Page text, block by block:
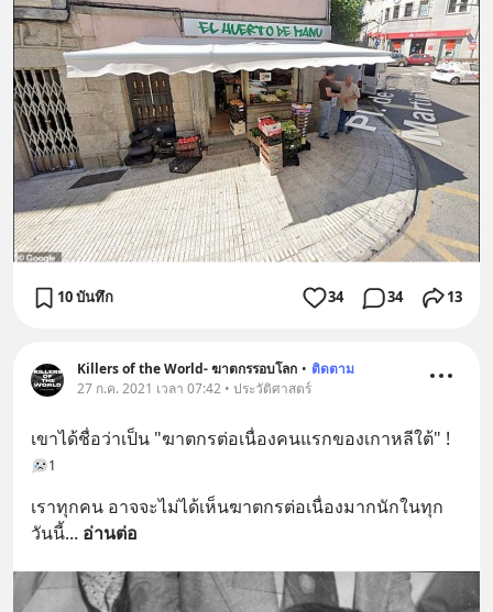
10 บันทึก 34 34 13
Killers of the World- ฆาตกรรอบโลก • ติดตาม
27 ก.ค. 2021 เวลา 07:42 • ประวัติศาสตร์
เขาได้ชื่อว่าเป็น "ฆาตกรต่อเนื่องคนแรกของเกาหลีใต้" !
1
เราทุกคน อาจจะไม่ได้เห็นฆาตกรต่อเนื่องมากนักในทุก
วันนี้... อ่านต่อ